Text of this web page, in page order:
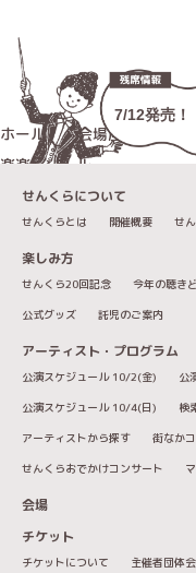
ホール名 / 会場座席図
楽楽楽ホール
座席数：544席
展示ホール（地下1階）
座席数：120席
7/12発売！
せんくらについて
せんくらとは 開催概要 せ
楽しみ方
せんくら20回記念 今年の聴き
公式グッズ
託児のご案内
アーティスト・プログラム
公演スケジュール 10/2(金)
公
公演スケジュール 10/4(日)
検
アーティストから探す
街なか
せんくらおでかけコンサート
会場
チケット
チケットについて 主催者団体